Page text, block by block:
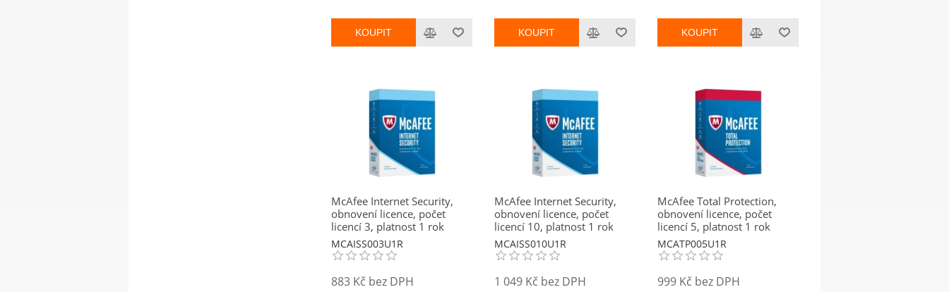
KOUPIT KOUPIT KOUPIT
McAfee Internet Security,
obnovení licence, počet
licencí 3, platnost 1 rok
MCAISS003U1R
883 Kč bez DPH
McAfee Internet Security,
obnovení licence, počet
licencí 10, platnost 1 rok
MCAISS010U1R
1 049 Kč bez DPH
McAfee Total Protection,
obnovení licence, počet
licencí 5, platnost 1 rok
MCATP005U1R
999 Kč bez DPH